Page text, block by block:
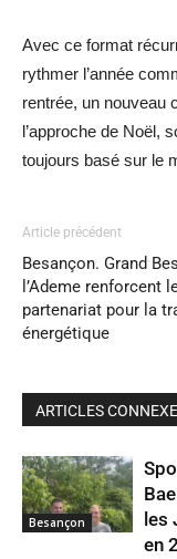
Avec ce format
rythmer l’année
rentrée, un nouveau
l’approche de Noël,
toujours basé sur le
Article précédent
Besançon. Grand
l’Ademe renforcent
partenariat pour la
énergétique
ARTICLES
Besançon
les
en